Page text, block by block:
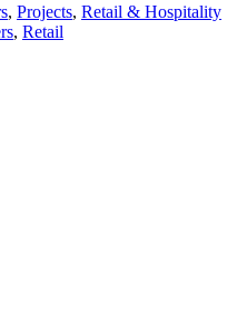
, Projects, Retail & Hospitality
, Retail